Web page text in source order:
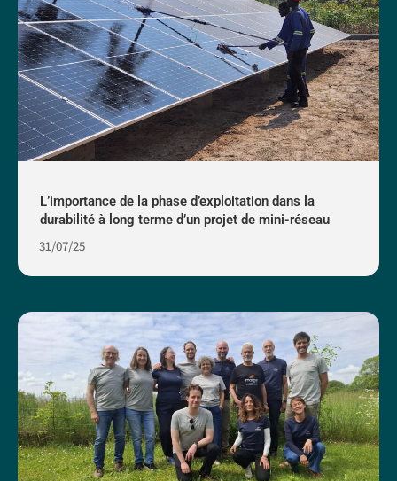
L’importance de la phase d’exploitation dans la
durabilité à long terme d’un projet de mini-réseau
31/07/25